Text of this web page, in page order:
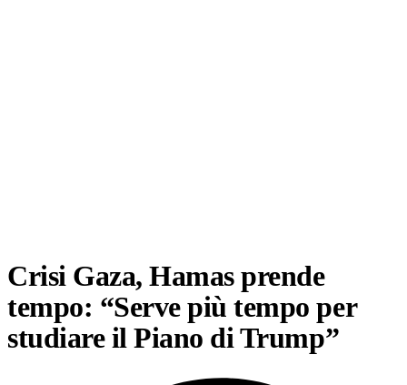
Crisi Gaza, Hamas prende
tempo: “Serve più tempo per
studiare il Piano di Trump”